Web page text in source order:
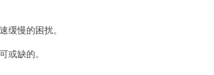
慢的困扰。
缺的。